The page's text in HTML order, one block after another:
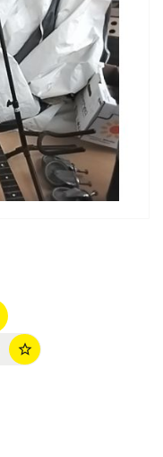
star_border